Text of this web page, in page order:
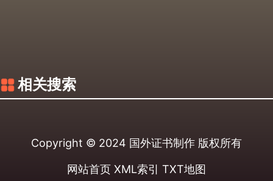
相关搜索
Copyright © 2024 国外证书制作 版权所有
网站首页 XML索引 TXT地图